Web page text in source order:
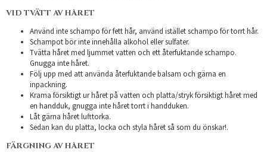
VID TVÄTT AV HÅRET
Använd inte schampo för fett hår, använd istället schampo för torrt hår.
Schampot bör inte innehålla alkohol eller sulfater.
Tvätta håret med ljummet vatten och ett återfuktande schampo.
Gnugga inte håret.
Följ upp med att använda återfuktande balsam och gärna en
inpackning.
Krama försiktigt ur håret på vatten och platta/stryk försiktigt håret med
en handduk, gnugga inte håret torrt i handduken.
Låt gärna håret lufttorka.
Sedan kan du platta, locka och styla håret så som du önskar!.
FÄRGNING AV HÅRET